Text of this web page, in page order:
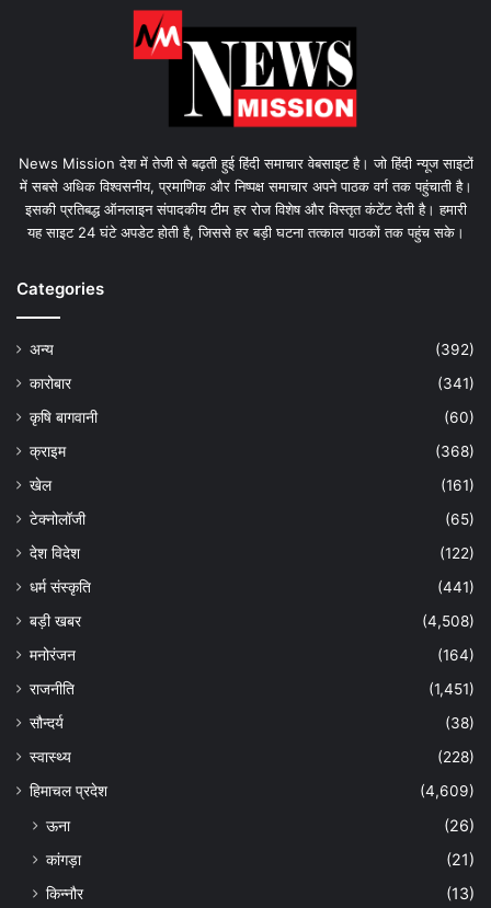
News Mission देश में तेजी से बढ़ती हुई हिंदी समाचार वेबसाइट है। जो हिंदी न्यूज साइटों
में सबसे अधिक विश्वसनीय, प्रमाणिक और निष्पक्ष समाचार अपने पाठक वर्ग तक पहुंचाती है।
इसकी प्रतिबद्ध ऑनलाइन संपादकीय टीम हर रोज विशेष और विस्तृत कंटेंट देती है। हमारी
यह साइट 24 घंटे अपडेट होती है, जिससे हर बड़ी घटना तत्काल पाठकों तक पहुंच सके।
Categories
अन्य
(392)
कारोबार
(341)
कृषि बागवानी
(60)
क्राइम
(368)
खेल
(161)
टेक्नोलॉजी
(65)
देश विदेश
(122)
धर्म संस्कृति
(441)
बड़ी खबर
(4,508)
मनोरंजन
(164)
राजनीति
(1,451)
सौन्दर्य
(38)
स्वास्थ्य
(228)
हिमाचल प्रदेश
(4,609)
ऊना
(26)
कांगड़ा
(21)
किन्नौर
(13)